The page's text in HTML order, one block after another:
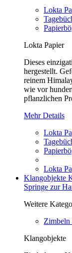
Lokta
Lokta Papier
Dieses
hergestellt.
reinem
wie vor
pflanzlichen
Mehr Details
Lokta
Lokta
Klangobjekte
Springe zur
Weitere
Zimbeln
Klangobjekte